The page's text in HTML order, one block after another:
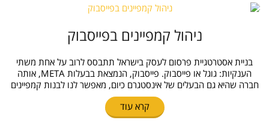
ניהול קמפיינים בפייסבוק
בניית אסטרטגיית פרסום לעסק בישראל תתבסס לרוב על אחת משתי
הענקיות: גוגל או פייסבוק. פייסבוק, הנמצאת בבעלות META, אותה
חברה שהיא גם הבעלים של אינסטגרם כיום, מאפשר לנו לבנות קמפיינים
קרא עוד